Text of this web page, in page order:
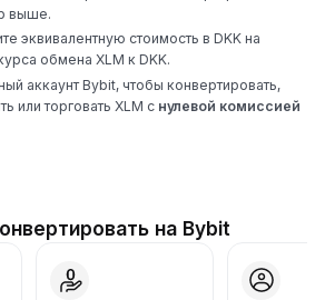
выше.
эквивалентную стоимость в DKK на
обмена XLM к DKK.
аккаунт Bybit, чтобы конвертировать,
или торговать XLM с нулевой комиссией
на Bybit